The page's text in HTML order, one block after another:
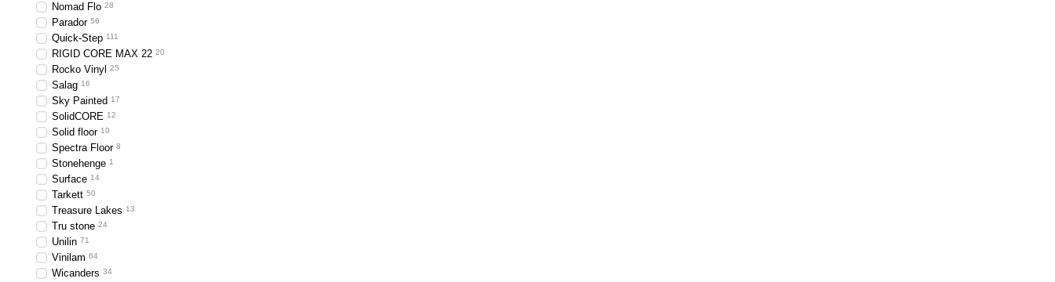
Nomad Flo 28
Parador 56
Quick-Step 111
RIGID CORE MAX 22 20
Rocko Vinyl 25
Salag 16
Sky Painted 17
SolidCORE 12
Solid floor 10
Spectra Floor 8
Stonehenge 1
Surface 14
Tarkett 50
Treasure Lakes 13
Tru stone 24
Unilin 71
Vinilam 64
Wicanders 34